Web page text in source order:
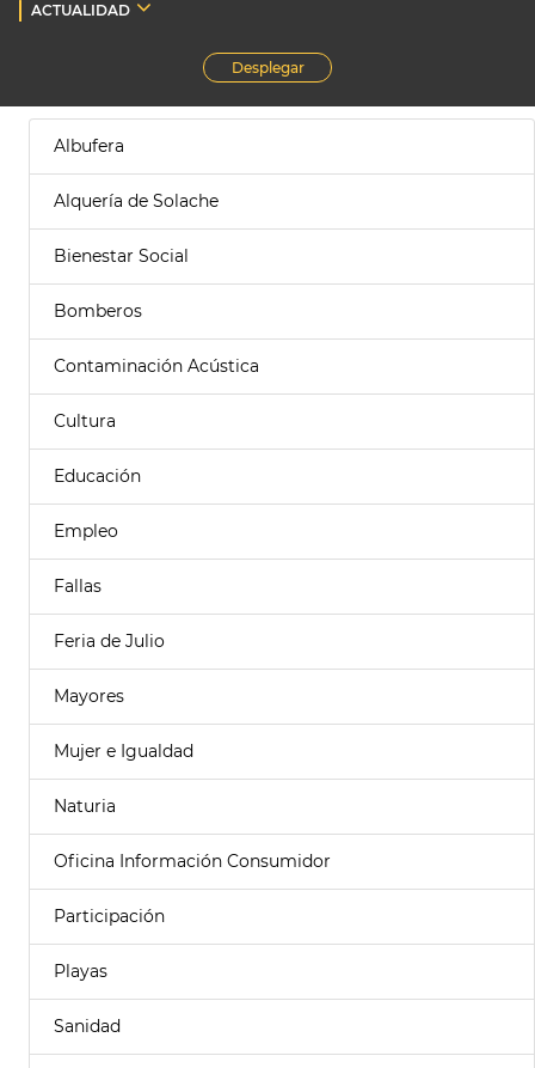
ACTUALIDAD
Desplegar
Albufera
Alquería de Solache
Bienestar Social
Bomberos
Contaminación Acústica
Cultura
Educación
Empleo
Fallas
Feria de Julio
Mayores
Mujer e Igualdad
Naturia
Oficina Información Consumidor
Participación
Playas
Sanidad